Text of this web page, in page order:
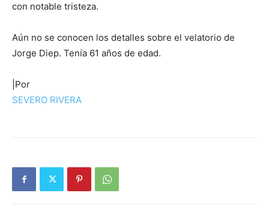
con notable tristeza.
Aún no se conocen los detalles sobre el velatorio de
Jorge Diep. Tenía 61 años de edad.
|Por
SEVERO RIVERA